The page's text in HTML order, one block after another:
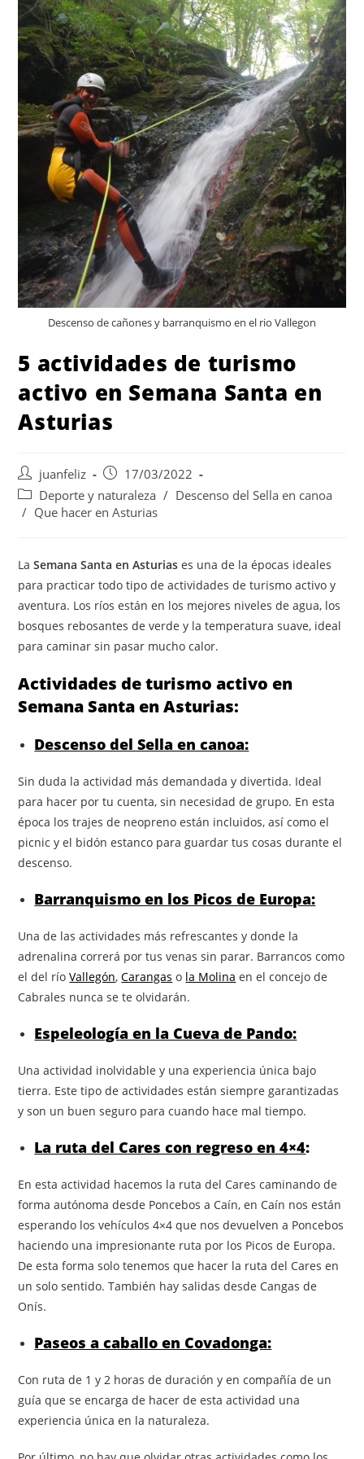
Descenso de cañones y barranquismo en el rio Vallegon
5 actividades de turismo
activo en Semana Santa en
Asturias
Autor
de
la
juanfeliz
Publicación
de
la
17/03/2022
Categoría
de
Deporte y naturaleza / Descenso del Sella en canoa
/ Que hacer en Asturias
LaSemana Santa en Asturias es una de la épocas ideales
para practicar todo tipo de actividades de turismo activo y
aventura. Los ríos están en los mejores niveles de agua, los
bosques rebosantes de verde y la temperatura suave, ideal
para caminar sin pasar mucho calor.
Actividades de turismo activo en
Semana Santa en Asturias:
Descenso del Sella en canoa:
Sin duda la actividad más demandada y divertida. Ideal
para hacer por tu cuenta, sin necesidad de grupo. En esta
época los trajes de neopreno están incluidos, así como el
picnic y el bidón estanco para guardar tus cosas durante el
descenso.
Barranquismo en los Picos de Europa:
Una de las actividades más refrescantes y donde la
adrenalina correrá por tus venas sin parar. Barrancos como
el del ríoVallegón,Carangas o la Molina en el concejo de
Cabrales nunca se te olvidarán.
Espeleología en la Cueva de Pando:
Una actividad inolvidable y una experiencia única bajo
tierra. Este tipo de actividades están siempre garantizadas
y son un buen seguro para cuando hace mal tiempo.
La ruta del Cares con regreso en 4×4:
En esta actividad hacemos la ruta del Cares caminando de
forma autónoma desde Poncebos a Caín, en Caín nos están
esperando los vehículos 4×4 que nos devuelven a Poncebos
haciendo una impresionante ruta por los Picos de Europa.
De esta forma solo tenemos que hacer la ruta del Cares en
un solo sentido. También hay salidas desde Cangas de
Onís.
Paseos a caballo en Covadonga:
Con ruta de 1 y 2 horas de duración y en compañía de un
guía que se encarga de hacer de esta actividad una
experiencia única en la naturaleza.